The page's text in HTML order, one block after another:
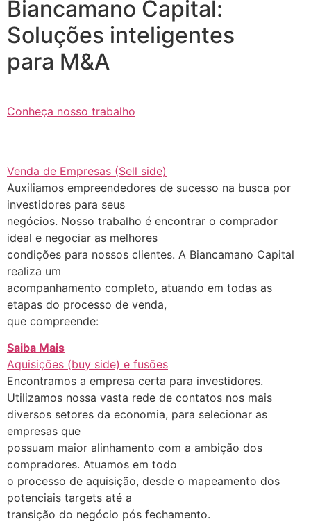
Biancamano Capital:
Soluções inteligentes
para M&A
Conheça nosso trabalho
Venda de Empresas (Sell side)
Auxiliamos empreendedores de sucesso na busca por
investidores para seus
negócios. Nosso trabalho é encontrar o comprador
ideal e negociar as melhores
condições para nossos clientes. A Biancamano Capital
realiza um
acompanhamento completo, atuando em todas as
etapas do processo de venda,
que compreende:
Saiba Mais
Aquisições (buy side) e fusões
Encontramos a empresa certa para investidores.
Utilizamos nossa vasta rede de contatos nos mais
diversos setores da economia, para selecionar as
empresas que
possuam maior alinhamento com a ambição dos
compradores. Atuamos em todo
o processo de aquisição, desde o mapeamento dos
potenciais targets até a
transição do negócio pós fechamento.